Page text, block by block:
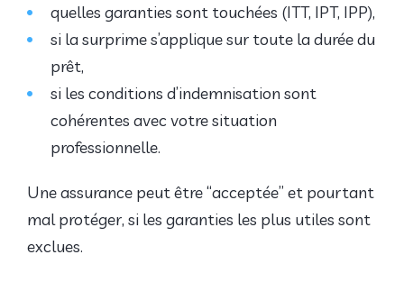
quelles garanties sont touchées (ITT, IPT, IPP),
si la surprime s’applique sur toute la durée du
prêt,
si les conditions d’indemnisation sont
cohérentes avec votre situation
professionnelle.
Une assurance peut être “acceptée” et pourtant
mal protéger, si les garanties les plus utiles sont
exclues.